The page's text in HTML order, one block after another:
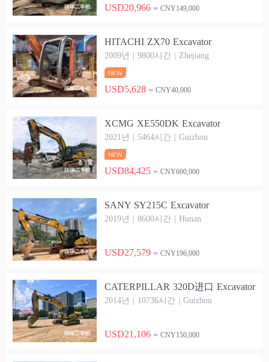
USD20,966 ≈ CNY149,000
HITACHI ZX70 Excavator
2009년 | 9800시간 | Zhejiang
USD5,628 ≈ CNY40,000
XCMG XE550DK Excavator
2021년 | 5464시간 | Guizhou
USD84,425 ≈ CNY600,000
SANY SY215C Excavator
2019년 | 8600시간 | Hunan
USD27,579 ≈ CNY196,000
CATERPILLAR 320D进口 Excavator
2014년 | 10736시간 | Guizhou
USD21,106 ≈ CNY150,000